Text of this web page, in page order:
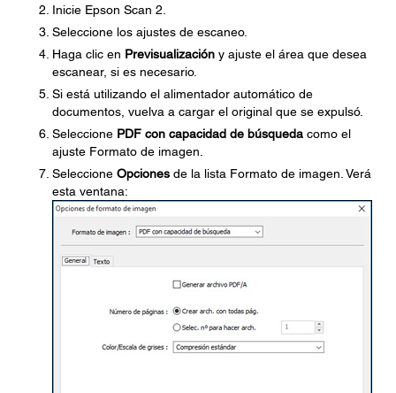
Inicie Epson Scan 2.
Seleccione los ajustes de escaneo.
Haga clic en Previsualización y ajuste el área que desea
escanear, si es necesario.
Si está utilizando el alimentador automático de
documentos, vuelva a cargar el original que se expulsó.
Seleccione PDF con capacidad de búsqueda como el
ajuste Formato de imagen.
Seleccione Opciones de la lista Formato de imagen. Verá
esta ventana: